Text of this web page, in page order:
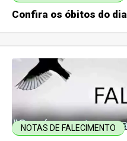
Confira os óbitos do dia
NOTAS DE FALECIMENTO